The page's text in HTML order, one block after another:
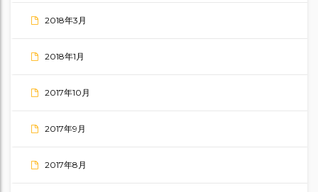
2018年3月
2018年1月
2017年10月
2017年9月
2017年8月